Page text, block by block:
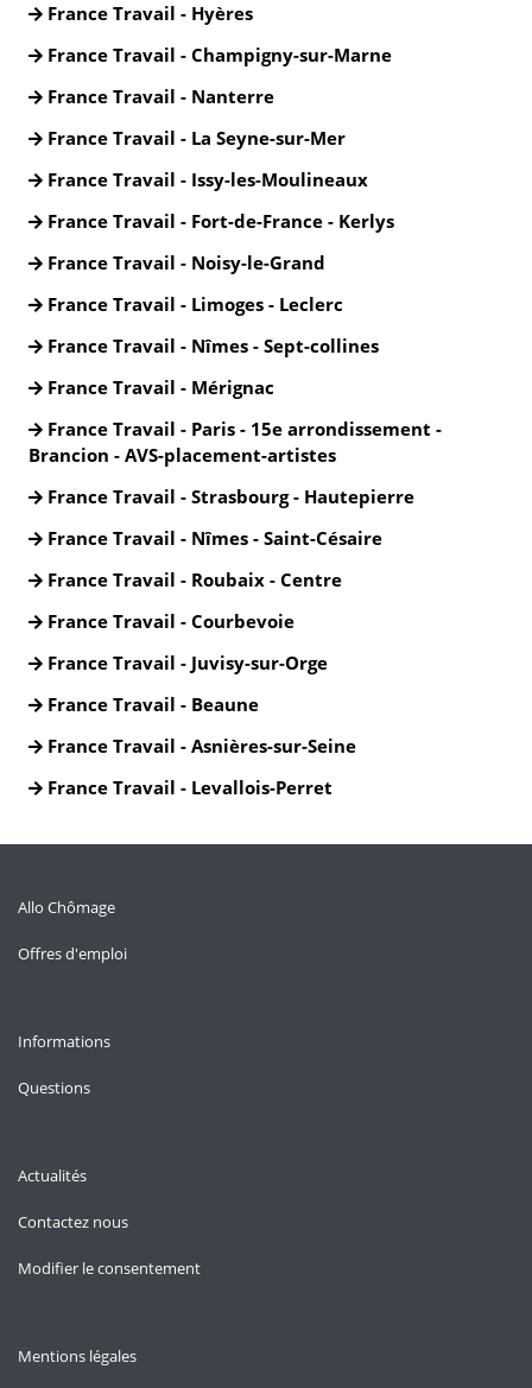
France Travail - Hyères
France Travail - Champigny-sur-Marne
France Travail - Nanterre
France Travail - La Seyne-sur-Mer
France Travail - Issy-les-Moulineaux
France Travail - Fort-de-France - Kerlys
France Travail - Noisy-le-Grand
France Travail - Limoges - Leclerc
France Travail - Nîmes - Sept-collines
France Travail - Mérignac
France Travail - Paris - 15e arrondissement -
Brancion - AVS-placement-artistes
France Travail - Strasbourg - Hautepierre
France Travail - Nîmes - Saint-Césaire
France Travail - Roubaix - Centre
France Travail - Courbevoie
France Travail - Juvisy-sur-Orge
France Travail - Beaune
France Travail - Asnières-sur-Seine
France Travail - Levallois-Perret
Allo Chômage
Offres d'emploi
Informations
Questions
Actualités
Contactez nous
Modifier le consentement
Mentions légales